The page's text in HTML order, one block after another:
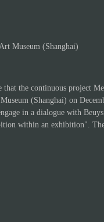
Museum (Shanghai)
that the continuous project
(Shanghai) on
in a dialogue with
within an exhibition".